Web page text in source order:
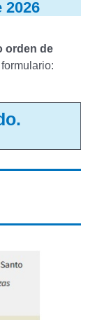
2026
orden de